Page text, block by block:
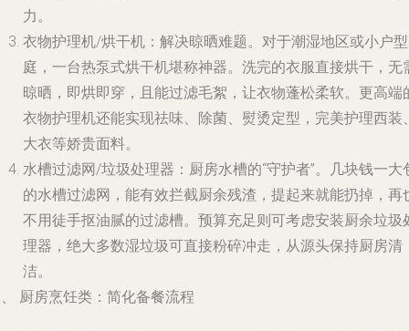
力。
衣物护理机/烘干机：解决晾晒难题。对于潮湿地区或小户
庭，一台热泵式烘干机堪称神器。洗完的衣服直接烘干，无
晾晒，即烘即穿，且能过滤毛絮，让衣物蓬松柔软。更高端
衣物护理机还能实现祛味、除菌、熨烫定型，完美护理西装
大衣等娇贵面料。
水槽过滤网/垃圾处理器：厨房水槽的“守护者”。几块钱一大
的水槽过滤网，能有效拦截厨余残渣，提起来就能扔掉，再
不用徒手抠油腻的过滤槽。预算充足则可考虑安装厨余垃圾
理器，绝大多数湿垃圾可直接粉碎冲走，从源头保持厨房清
洁。
厨房烹饪类：简化备餐流程